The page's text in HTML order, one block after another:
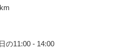
の11:00 - 14:00